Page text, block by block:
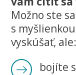
Možno ste
s
vyskúšať, ale:
bojíte